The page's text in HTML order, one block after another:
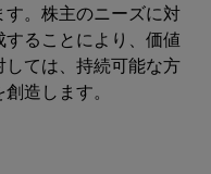
。株主のニーズに対
ることにより、価値
ては、持続可能な方
造します。